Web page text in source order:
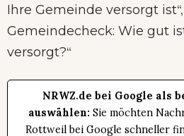
Ihre Gemeinde versorgt ist
Gemeindecheck: Wie gut
versorgt?“
NRWZ.de bei Google als
auswählen: Sie möchten
Rottweil bei Google schneller